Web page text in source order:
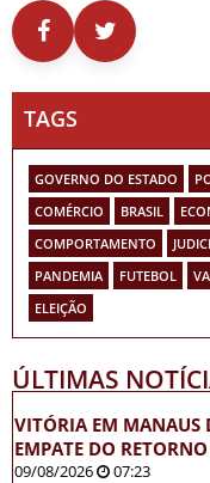
TAGS
GOVERNO DO ESTADO
COMÉRCIO
BRASIL
COMPORTAMENTO
PANDEMIA
FUTEBOL
ELEIÇÃO
ÚLTIMAS
VITÓRIA EM MANAUS
EMPATE DO RETORNO
09/08/2026 07:23